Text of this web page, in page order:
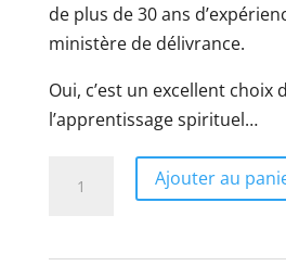
de plus de 30 ans
ministère de délivrance.
Oui, c’est un excellent choix
l’apprentissage spirituel…
chasseront
Ajouter au